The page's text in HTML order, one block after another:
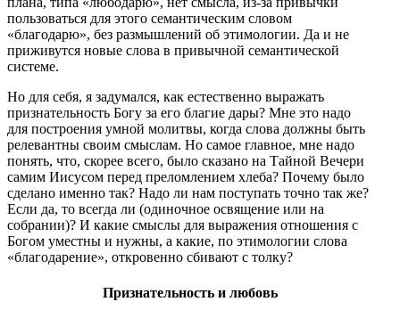
пользоваться для этого семантическим словом
«благодарю», без размышлений об этимологии. Да и не
приживутся новые слова в привычной семантической
системе.
Но для себя, я задумался, как естественно выражать
признательность Богу за его благие дары? Мне это надо
для построения умной молитвы, когда слова должны быть
релевантны своим смыслам. Но самое главное, мне надо
понять, что, скорее всего, было сказано на Тайной Вечери
самим Иисусом перед преломлением хлеба? Почему было
сделано именно так? Надо ли нам поступать точно так же?
Если да, то всегда ли (одиночное освящение или на
собрании)? И какие смыслы для выражения отношения с
Богом уместны и нужны, а какие, по этимологии слова
«благодарение», откровенно сбивают с толку?
Признательность и любовь